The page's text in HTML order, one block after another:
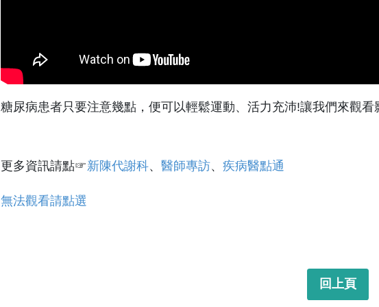
糖尿病患者只要注意幾點，便可以輕鬆運動、活力充沛!讓我們來觀看
更多資訊請點☞新陳代謝科、 醫師專訪、 疾病醫點通
無法觀看請點選
回上頁